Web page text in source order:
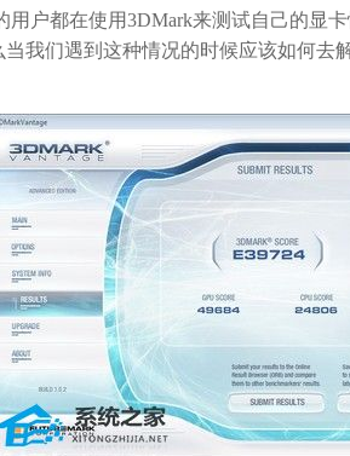
户都在使用3DMark来测试自己的显
我们遇到这种情况的时候应该如何去